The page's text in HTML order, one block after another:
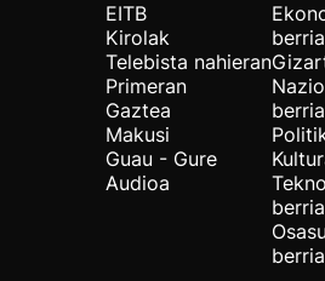
EITB
Kirolak
Telebista nahieran
Primeran
Gaztea
Makusi
Guau - Gure
Audioa